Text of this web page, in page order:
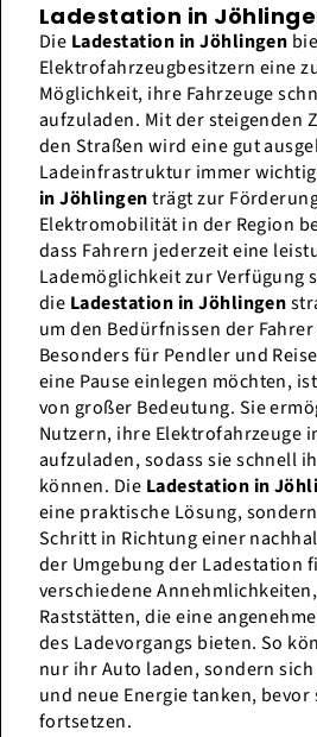
Ladestation in
Die Ladestation in Jöhlingen
Elektrofahrzeugbesitzern eine
Möglichkeit, ihre Fahrzeuge
aufzuladen. Mit der steigenden
den Straßen wird eine gut
Ladeinfrastruktur immer
in Jöhlingenträgt zur
Elektromobilität in der Region
dass Fahrern jederzeit eine
Lademöglichkeit zur Verfügung
die Ladestation in Jöhlingen
um den Bedürfnissen der
Besonders für Pendler und
eine Pause einlegen möchten,
von großer Bedeutung. Sie
Nutzern, ihre Elektrofahrzeuge
aufzuladen, sodass sie schnell
können. Die Ladestation in
eine praktische Lösung,
Schritt in Richtung einer
der Umgebung der Ladestation
verschiedene
Raststätten, die eine
des Ladevorgangs bieten. So
nur ihr Auto laden, sondern
und neue Energie tanken, bevor
fortsetzen.